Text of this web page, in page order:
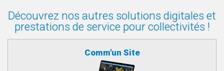
Découvrez nos autres solutions digitales et
prestations de service pour collectivités !
Comm'un Site